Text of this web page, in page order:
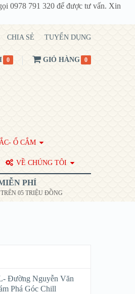
0978 791 320 để được tư vấn. Xin
CHIA SẺ TUYỂN DỤNG
0 GIỎ HÀNG 0
Ổ CẮM
VỀ CHÚNG TÔI
PHÍ
05 TRIỆU ĐỒNG
Đường Nguyễn Văn
Phá Góc Chill